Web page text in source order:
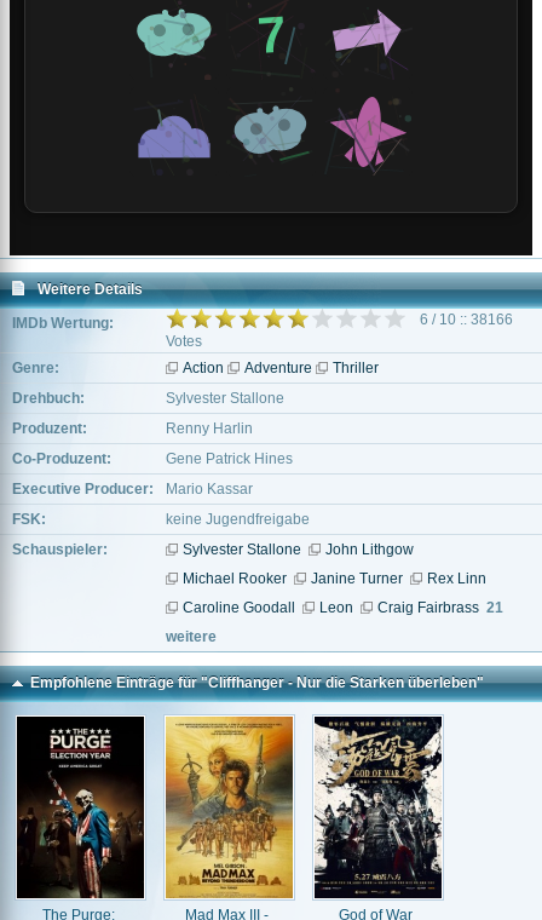
Weitere Details
IMDb Wertung:
6 / 10 :: 38166
Votes
Genre:
Action Adventure
Thriller
Drehbuch:
Sylvester Stallone
Produzent:
Renny Harlin
Co-Produzent:
Gene Patrick Hines
Executive Producer:
Mario Kassar
FSK:
keine Jugendfreigabe
Schauspieler:
Sylvester Stallone
John Lithgow
Michael Rooker
Janine Turner
Rex Linn
Caroline Goodall
Leon Craig Fairbrass 21
weitere
Empfohlene Einträge für "Cliffhanger - Nur die Starken überleben"
The Purge:
Mad Max III -
God of War